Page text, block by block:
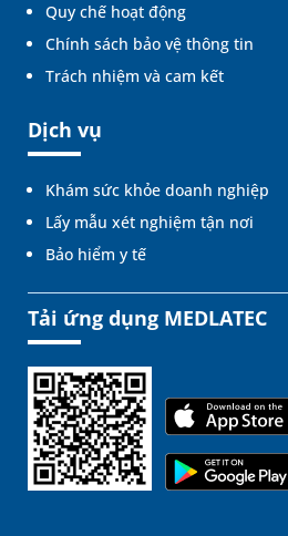
Quy chế hoạt động
Chính sách bảo vệ thông tin
Trách nhiệm và cam kết
Dịch vụ
Khám sức khỏe doanh nghiệp
Lấy mẫu xét nghiệm tận nơi
Bảo hiểm y tế
Tải ứng dụng MEDLATEC